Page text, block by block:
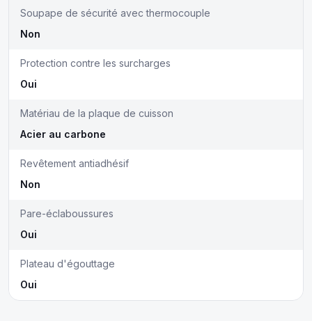
Soupape de sécurité avec thermocouple
Non
Protection contre les surcharges
Oui
Matériau de la plaque de cuisson
Acier au carbone
Revêtement antiadhésif
Non
Pare-éclaboussures
Oui
Plateau d'égouttage
Oui